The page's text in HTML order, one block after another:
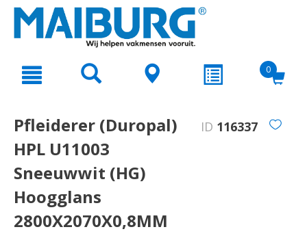
text.skipToNavigation
0
Pfleiderer (Duropal)
HPL U11003
Sneeuwwit (HG)
Hoogglans
2800X2070X0,8MM
ID 116337